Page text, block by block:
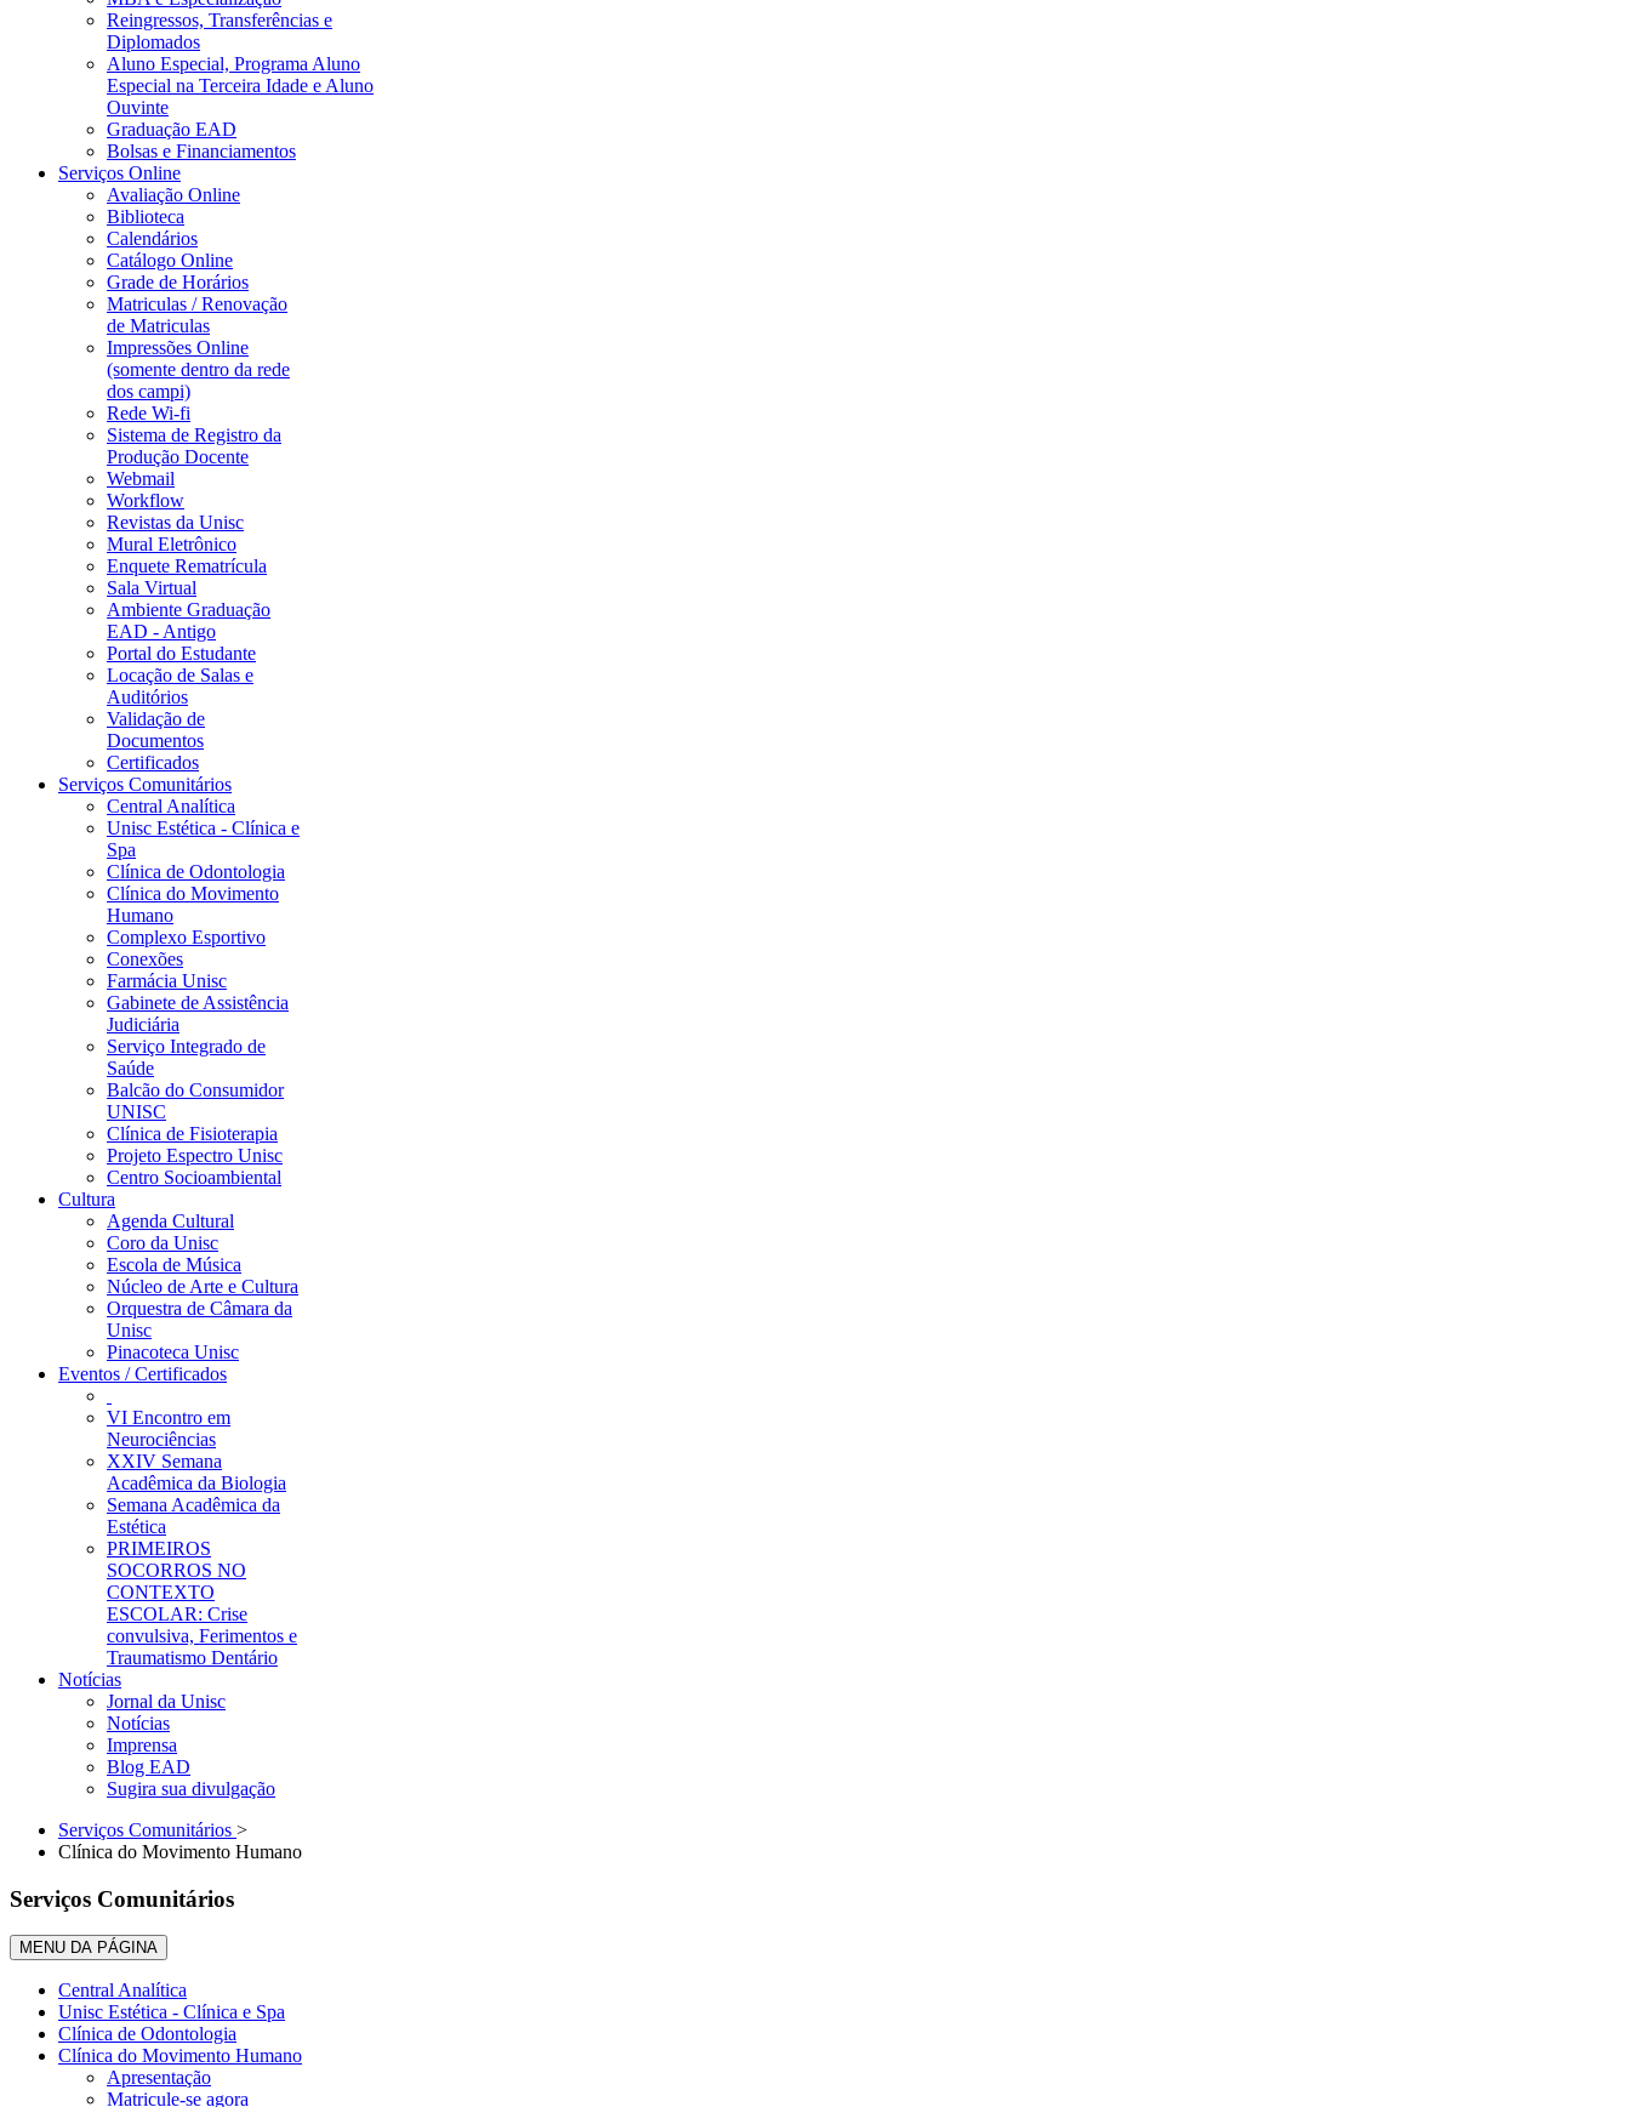
Reingressos, Transferências e
Diplomados
Aluno Especial, Programa Aluno
Especial na Terceira Idade e Aluno
Ouvinte
Graduação EAD
Bolsas e Financiamentos
Serviços Online
Avaliação Online
Biblioteca
Calendários
Catálogo Online
Grade de Horários
Matriculas / Renovação
de Matriculas
Impressões Online
(somente dentro da rede
dos campi)
Rede Wi-fi
Sistema de Registro da
Produção Docente
Webmail
Workflow
Revistas da Unisc
Mural Eletrônico
Enquete Rematrícula
Sala Virtual
Ambiente Graduação
EAD - Antigo
Portal do Estudante
Locação de Salas e
Auditórios
Validação de
Documentos
Certificados
Serviços Comunitários
Central Analítica
Unisc Estética - Clínica e
Spa
Clínica de Odontologia
Clínica do Movimento
Humano
Complexo Esportivo
Conexões
Farmácia Unisc
Gabinete de Assistência
Judiciária
Serviço Integrado de
Saúde
Balcão do Consumidor
UNISC
Clínica de Fisioterapia
Projeto Espectro Unisc
Centro Socioambiental
Cultura
Agenda Cultural
Coro da Unisc
Escola de Música
Núcleo de Arte e Cultura
Orquestra de Câmara da
Unisc
Pinacoteca Unisc
Eventos / Certificados
VI Encontro em
Neurociências
XXIV Semana
Acadêmica da Biologia
Semana Acadêmica da
Estética
PRIMEIROS
SOCORROS NO
CONTEXTO
ESCOLAR: Crise
convulsiva, Ferimentos e
Traumatismo Dentário
Notícias
Jornal da Unisc
Notícias
Imprensa
Blog EAD
Sugira sua divulgação
Serviços Comunitários >
Clínica do Movimento Humano
Serviços Comunitários
MENU DA PÁGINA
Central Analítica
Unisc Estética - Clínica e Spa
Clínica de Odontologia
Clínica do Movimento Humano
Apresentação
Matricule-se agora